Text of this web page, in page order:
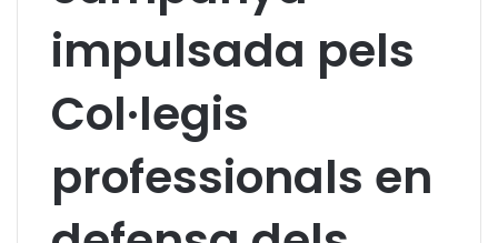
impulsada pels
Col·legis
professionals en